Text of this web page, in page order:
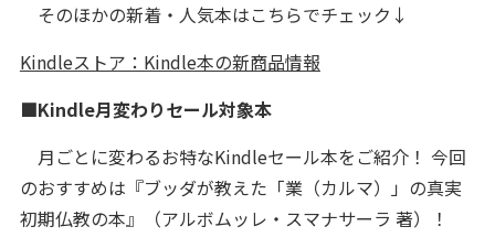
そのほかの新着・人気本はこちらでチェック↓
Kindleストア：Kindle本の新商品情報
■Kindle月変わりセール対象本
月ごとに変わるお特なKindleセール本をご紹介！ 今回
のおすすめは『ブッダが教えた「業（カルマ）」の真実
初期仏教の本』（アルボムッレ・スマナサーラ 著）！